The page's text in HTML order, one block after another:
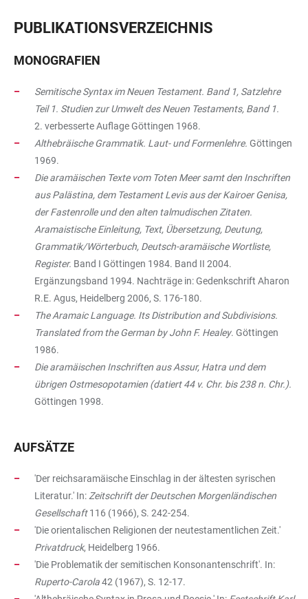
PUBLIKATIONSVERZEICHNIS
MONOGRAFIEN
Semitische Syntax im Neuen Testament. Band 1, Satzlehre
Teil 1. Studien zur Umwelt des Neuen Testaments, Band 1.
2. verbesserte Auflage Göttingen 1968.
Althebräische Grammatik. Laut- und Formenlehre. Göttingen
1969.
Die aramäischen Texte vom Toten Meer samt den Inschriften
aus Palästina, dem Testament Levis aus der Kairoer Genisa,
der Fastenrolle und den alten talmudischen Zitaten.
Aramaistische Einleitung, Text, Übersetzung, Deutung,
Grammatik/Wörterbuch, Deutsch-aramäische Wortliste,
Register. Band I Göttingen 1984. Band II 2004.
Ergänzungsband 1994. Nachträge in: Gedenkschrift Aharon
R.E. Agus, Heidelberg 2006, S. 176-180.
The Aramaic Language. Its Distribution and Subdivisions.
Translated from the German by John F. Healey. Göttingen
1986.
Die aramäischen Inschriften aus Assur, Hatra und dem
übrigen Ostmesopotamien (datiert 44 v. Chr. bis 238 n. Chr.).
Göttingen 1998.
AUFSÄTZE
'Der reichsaramäische Einschlag in der ältesten syrischen
Literatur.' In: Zeitschrift der Deutschen Morgenländischen
Gesellschaft116 (1966), S. 242-254.
'Die orientalischen Religionen der neutestamentlichen Zeit.'
Privatdruck, Heidelberg 1966.
'Die Problematik der semitischen Konsonantenschrift'. In:
Ruperto-Carola42 (1967), S. 12-17.